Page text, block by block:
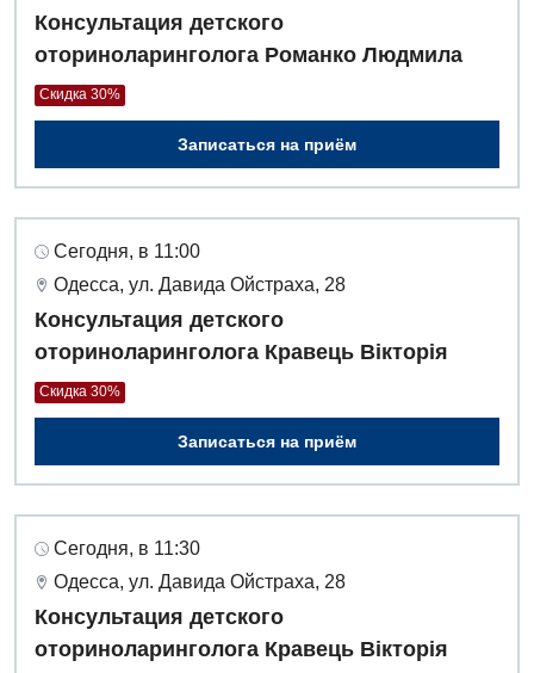
Вакансии
Консультация детского
оториноларинголога Романко Людмила
Скидка 30%
Записаться на приём
Сегодня, в 11:00
Одесса, ул. Давида Ойстраха, 28
Консультация детского
оториноларинголога Кравець Вікторія
Скидка 30%
Записаться на приём
Сегодня, в 11:30
Одесса, ул. Давида Ойстраха, 28
Консультация детского
оториноларинголога Кравець Вікторія